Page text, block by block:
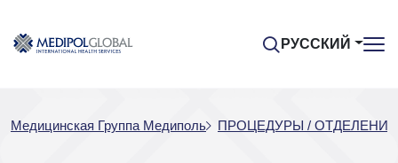
РУССКИЙ
Медицинская Группа Медиполь ПРОЦЕДУРЫ / ОТДЕЛЕНИЯ